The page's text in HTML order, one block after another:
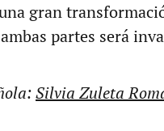
gran
partes será
Silvia Zuleta